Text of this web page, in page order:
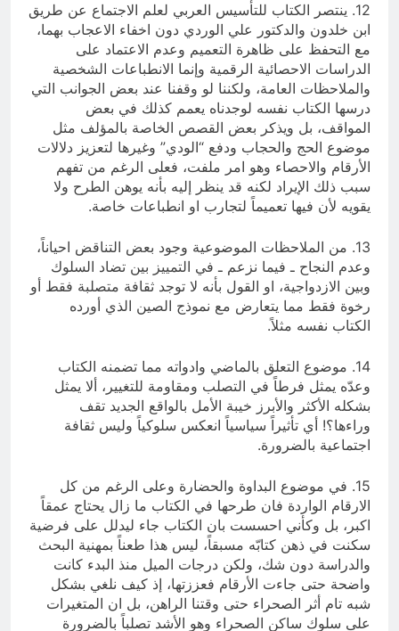
12. ينتصر الكتاب للتأسيس العربي لعلم الاجتماع عن طريق
ابن خلدون والدكتور علي الوردي دون اخفاء الاعجاب بهما،
مع التحفظ على ظاهرة التعميم وعدم الاعتماد على
الدراسات الاحصائية الرقمية وإنما الانطباعات الشخصية
والملاحظات العامة، ولكننا لو وقفنا عند بعض الجوانب التي
درسها الكتاب نفسه لوجدناه يعمم كذلك في بعض
المواقف، بل ويذكر بعض القصص الخاصة بالمؤلف مثل
موضوع الحج والحجاب ودفع “الودي” وغيرها لتعزيز دلالات
الأرقام والاحصاء وهو امر ملفت، فعلى الرغم من تفهم
سبب ذلك الإيراد لكنه قد ينظر إليه بأنه يوهن الطرح ولا
يقويه لأن فيها تعميماً لتجارب او انطباعات خاصة.
13. من الملاحظات الموضوعية وجود بعض التناقض احياناً،
وعدم النجاح ـ فيما نزعم ـ في التمييز بين تضاد السلوك
وبين الازدواجية، او القول بأنه لا توجد ثقافة متصلبة فقط أو
رخوة فقط مما يتعارض مع نموذج الصين الذي أورده
الكتاب نفسه مثلاً.
14. موضوع التعلق بالماضي وادواته مما تضمنه الكتاب
وعدّه يمثل فرطاً في التصلب ومقاومة للتغيير، ألا يمثل
بشكله الأكثر والأبرز خيبة الأمل بالواقع الجديد تقف
وراءها؟! أي تأثيراً سياسياً انعكس سلوكياً وليس ثقافة
اجتماعية بالضرورة.
15. في موضوع البداوة والحضارة وعلى الرغم من كل
الارقام الواردة فان طرحها في الكتاب ما زال يحتاج عمقاً
اكبر، بل وكأني احسست بان الكتاب جاء ليدلل على فرضية
سكنت في ذهن كتابّه مسبقاً، ليس هذا طعناً بمهنية البحث
والدراسة دون شك، ولكن درجات الميل منذ البدء كانت
واضحة حتى جاءت الأرقام فعززتها، إذ كيف نلغي بشكل
شبه تام أثر الصحراء حتى وقتنا الراهن، بل ان المتغيرات
على سلوك ساكن الصحراء وهو الأشد تصلباً بالضرورة